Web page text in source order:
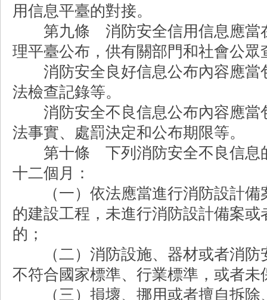
用信息平臺的對接。
第九條 消防安全信用信息應當
理平臺公布，供有關部門和社會公眾
消防安全良好信息公布內容應當
法檢查記錄等。
消防安全不良信息公布內容應當
法事實、處罰決定和公布期限等。
第十條 下列消防安全不良信息
十二個月：
（一）依法應當進行消防設計備
的建設工程，未進行消防設計備案
的；
（二）消防設施、器材或者消防
不符合國家標準、行業標準，或者未
（三）損壞、挪用或者擅自拆除